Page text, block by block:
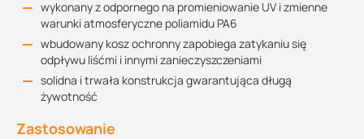
wykonany z odpornego na promieniowanie UV i zmienne
warunki atmosferyczne poliamidu PA6
wbudowany kosz ochronny zapobiega zatykaniu się
odpływu liśćmi i innymi zanieczyszczeniami
solidna i trwała konstrukcja gwarantująca długą
żywotność
Zastosowanie